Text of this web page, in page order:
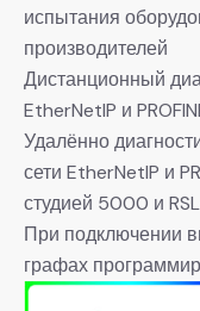
испытания
производителей
Дистанционный
EtherNetIP и
Удалённо
сети EtherNetIP и
студией 5000 и
При подключении
графах